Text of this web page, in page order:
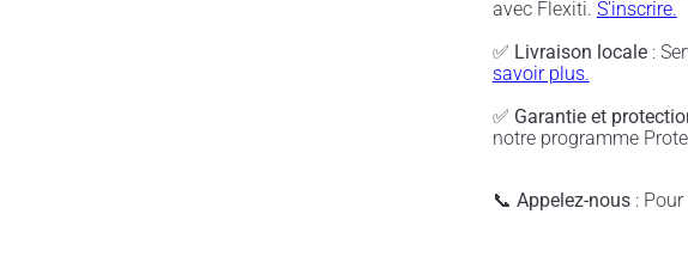
avec Flexiti. S'inscrire.
✅ Livraison locale:
savoir plus.
✅ Garantie et
notre programme
📞 Appelez-nous: Pour